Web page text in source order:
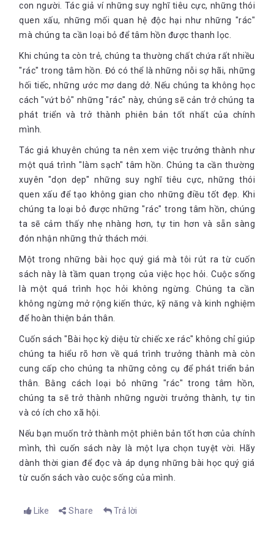
con người. Tác giả ví những suy nghĩ tiêu cực, những thói
quen xấu, những mối quan hệ độc hại như những "rác"
mà chúng ta cần loại bỏ để tâm hồn được thanh lọc.
Khi chúng ta còn trẻ, chúng ta thường chất chứa rất nhiều
"rác" trong tâm hồn. Đó có thể là những nỗi sợ hãi, những
hối tiếc, những ước mơ dang dở. Nếu chúng ta không học
cách "vứt bỏ" những "rác" này, chúng sẽ cản trở chúng ta
phát triển và trở thành phiên bản tốt nhất của chính
mình.
Tác giả khuyên chúng ta nên xem việc trưởng thành như
một quá trình "làm sạch" tâm hồn. Chúng ta cần thường
xuyên "dọn dẹp" những suy nghĩ tiêu cực, những thói
quen xấu để tạo không gian cho những điều tốt đẹp. Khi
chúng ta loại bỏ được những "rác" trong tâm hồn, chúng
ta sẽ cảm thấy nhẹ nhàng hơn, tự tin hơn và sẵn sàng
đón nhận những thử thách mới.
Một trong những bài học quý giá mà tôi rút ra từ cuốn
sách này là tầm quan trọng của việc học hỏi. Cuộc sống
là một quá trình học hỏi không ngừng. Chúng ta cần
không ngừng mở rộng kiến thức, kỹ năng và kinh nghiệm
để hoàn thiện bản thân.
Cuốn sách "Bài học kỳ diệu từ chiếc xe rác" không chỉ giúp
chúng ta hiểu rõ hơn về quá trình trưởng thành mà còn
cung cấp cho chúng ta những công cụ để phát triển bản
thân. Bằng cách loại bỏ những "rác" trong tâm hồn,
chúng ta sẽ trở thành những người trưởng thành, tự tin
và có ích cho xã hội.
Nếu bạn muốn trở thành một phiên bản tốt hơn của chính
mình, thì cuốn sách này là một lựa chọn tuyệt vời. Hãy
dành thời gian để đọc và áp dụng những bài học quý giá
từ cuốn sách vào cuộc sống của mình.
Like Share Trả lời